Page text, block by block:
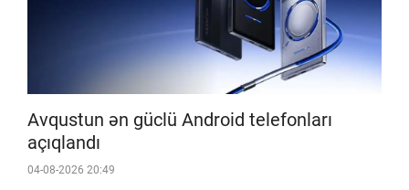
Avqustun ən güclü Android telefonları
açıqlandı
04-08-2026 20:49